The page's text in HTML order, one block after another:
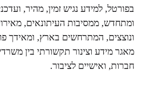
בפורטל, למידע נגיש זמין, מהיר,
ומתחדש, ממסיבות העיתונאים,
ונוצצים, המתרחשים בארץ, ומאידך
מאגר מידע וצינור תקשורתי בין
חברות, ואישיים לציבור.